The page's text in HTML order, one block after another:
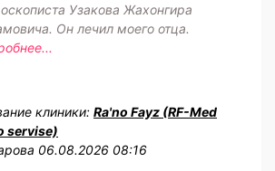
Узакова Жахонгира
Он лечил моего отца.
клиники: Ra'no Fayz (RF-Med
servise)
06.08.2026 08:16